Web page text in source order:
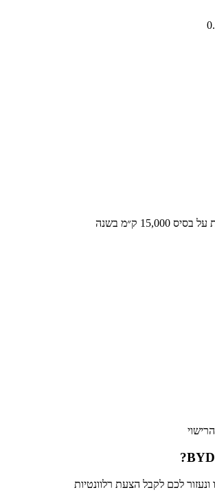
ק״מ בשנה
?
לכם לקבל הצעת רלוונטיות